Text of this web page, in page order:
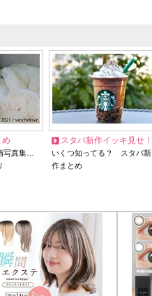
め
写真集…
スタバ新作イッキ見せ！
いくつ知ってる？ スタバ新
作まとめ